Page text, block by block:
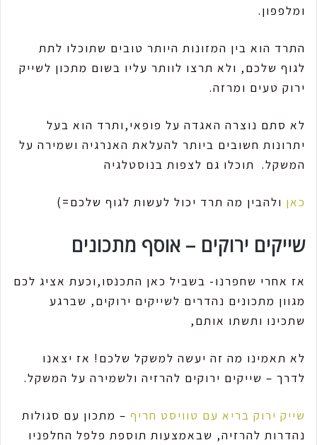
ומלפפון.
התרד הוא בין המזונות היותר טובים שתוכלו לתת
לגוף שלכם, ולא תרצו לוותר עליו בשום מתכון לשייק
ירוק טעים ומרזה.
לא סתם נוצרה האגדה על פופאי,ותרד הוא בעל
יתרונות חשובים ביותר להעלאת האנרגיה ושמירה על
המשקל. תוכלו גם לצפות בנוסטלגיה
כאן ולהבין מה תרד יכול לעשות לגוף שלכם=)
שייקים ירוקים – אוסף מתכונים
אז אחרי שחפרנו- בשביל כאן התכנסו,וכעת אציג לכם
מגוון מתכונים נהדרים לשייקים ירוקים, שברגע
שתכינו ותשתו אותם,
לא תאמינו מה זה יעשה למשקל שלכם! אז יצאנו
לדרך – שייקים ירוקים להרזיה ולשמירה על המשקל.
שייק ירוק בריא עם טוויסט חריף – מתכון עם סגולות
נהדרות להרזיה, שבאמצעות תוספת פלפל החלפניו